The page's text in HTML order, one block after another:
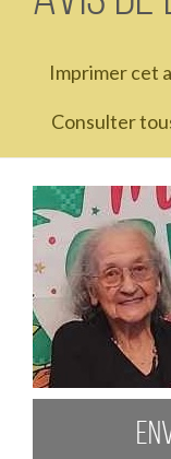
Imprimer cet
Consulter